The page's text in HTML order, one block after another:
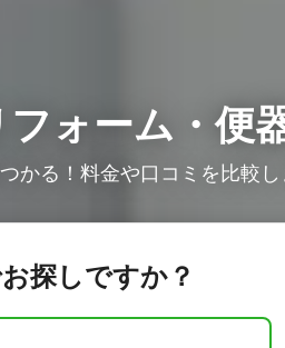
ォーム・便
かる！料金や口コミを比較し
探しですか？